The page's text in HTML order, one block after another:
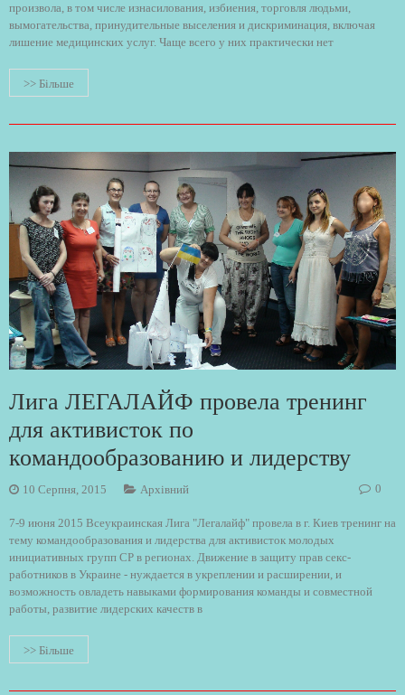
произвола, в том числе изнасилования, избиения, торговля людьми,
вымогательства, принудительные выселения и дискриминация, включая
лишение медицинских услуг. Чаще всего у них практически нет
>> Більше
Лига ЛЕГАЛАЙФ провела тренинг
для активисток по
командообразованию и лидерству
10 Серпня, 2015 Архівний 0
7-9 июня 2015 Всеукраинская Лига "Легалайф" провела в г. Киев тренинг на
тему командообразования и лидерства для активисток молодых
инициативных групп СР в регионах. Движение в защиту прав секс-
работников в Украине - нуждается в укреплении и расширении, и
возможность овладеть навыками формирования команды и совместной
работы, развитие лидерских качеств в
>> Більше